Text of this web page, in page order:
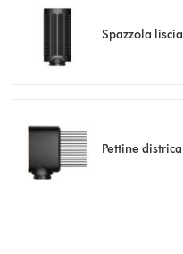
Spazzola
Pettine